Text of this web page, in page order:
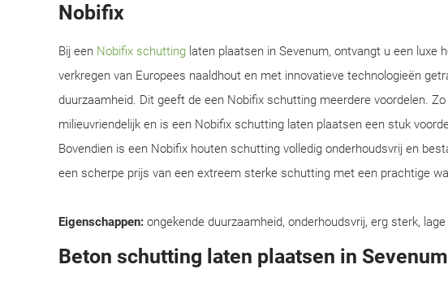
Nobifix
Bij een Nobifix schutting laten plaatsen in Sevenum, ontvangt u een
verkregen van Europees naaldhout en met innovatieve technologieën
duurzaamheid. Dit geeft de een Nobifix schutting meerdere voordelen.
milieuvriendelijk en is een Nobifix schutting laten plaatsen een stuk
Bovendien is een Nobifix houten schutting volledig onderhoudsvrij en
een scherpe prijs van een extreem sterke schutting met een prachtige
Eigenschappen: ongekende duurzaamheid, onderhoudsvrij, erg sterk,
Beton schutting laten plaatsen in Sevenum